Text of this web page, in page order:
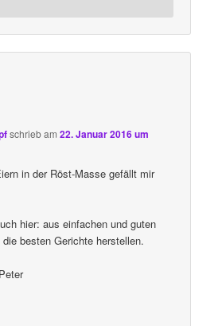
schriebam22. Januar 2016 um
in der Röst-Masse gefällt mir
hier: aus einfachen und guten
besten Gerichte herstellen.